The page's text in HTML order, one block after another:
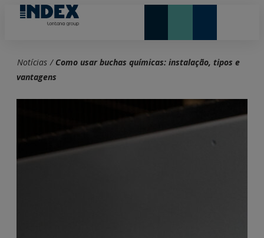
Notícias / Como usar buchas químicas: instalação, tipos e
vantagens